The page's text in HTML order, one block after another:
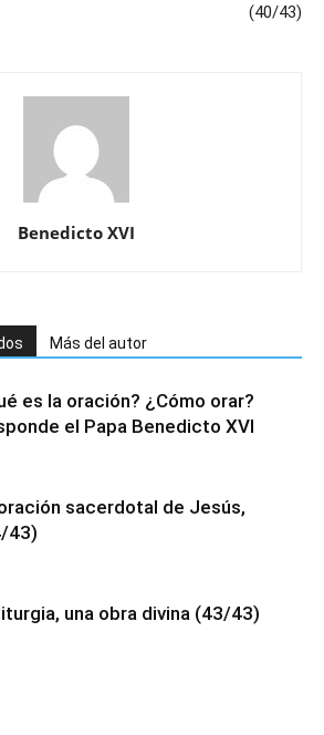
(40/43)
Benedicto XVI
Más del autor
es la oración? ¿Cómo orar?
el Papa Benedicto XVI
sacerdotal de Jesús,
43)
una obra divina (43/43)